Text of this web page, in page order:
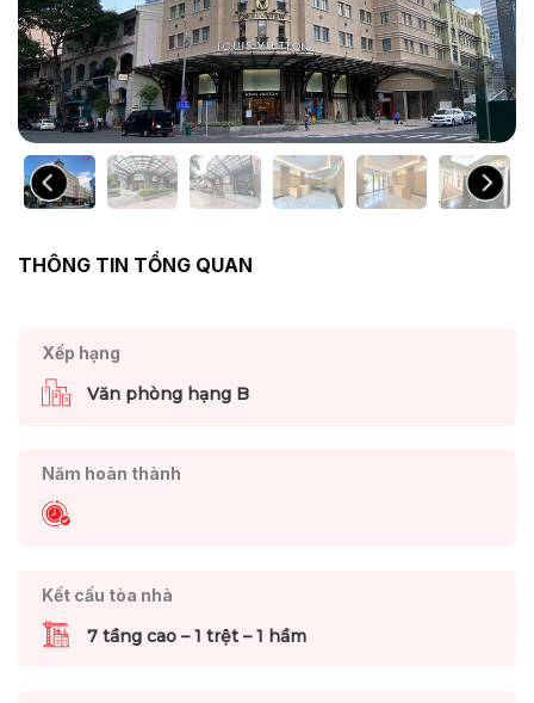
THÔNG TIN TỔNG QUAN
Xếp hạng
Văn phòng hạng B
Năm hoàn thành
Kết cấu tòa nhà
7 tầng cao – 1 trệt – 1 hầm